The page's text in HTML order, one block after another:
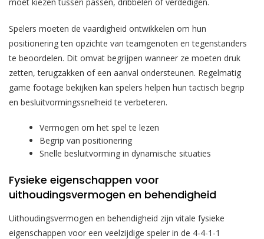
Spelers moeten de vaardigheid ontwikkelen om hun
positionering ten opzichte van teamgenoten en tegenstanders
te beoordelen. Dit omvat begrijpen wanneer ze moeten druk
zetten, terugzakken of een aanval ondersteunen. Regelmatig
game footage bekijken kan spelers helpen hun tactisch begrip
en besluitvormingssnelheid te verbeteren.
Vermogen om het spel te lezen
Begrip van positionering
Snelle besluitvorming in dynamische situaties
Fysieke eigenschappen voor
uithoudingsvermogen en behendigheid
Uithoudingsvermogen en behendigheid zijn vitale fysieke
eigenschappen voor een veelzijdige speler in de 4-4-1-1